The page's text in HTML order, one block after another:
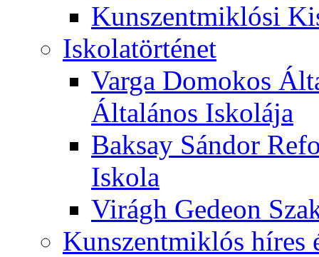
Kunszentmiklósi
Iskolatörténet
Varga Domokos
Általános Iskolája
Baksay Sándor
Iskola
Virágh Gedeon
Kunszentmiklós híres